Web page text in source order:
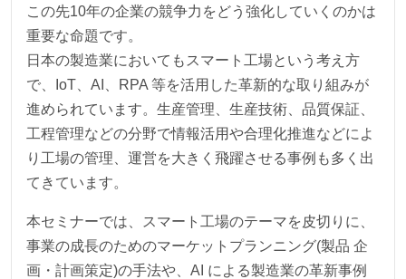
この先10年の企業の競争力をどう強化していくのかは
重要な命題です。
日本の製造業においてもスマート工場という考え方
で、IoT、AI、RPA 等を活用した革新的な取り組みが
進められています。生産管理、生産技術、品質保証、
工程管理などの分野で情報活用や合理化推進などによ
り工場の管理、運営を大きく飛躍させる事例も多く出
てきています。
本セミナーでは、スマート工場のテーマを皮切りに、
事業の成長のためのマーケットプランニング(製品 企
画・計画策定)の手法や、AI による製造業の革新事例